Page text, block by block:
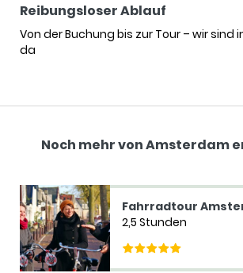
Reibungsloser Ablauf
Von der Buchung bis zur Tour – wir sind
da
Noch mehr von Amsterdam
Fahrradtour
2,5 Stunden